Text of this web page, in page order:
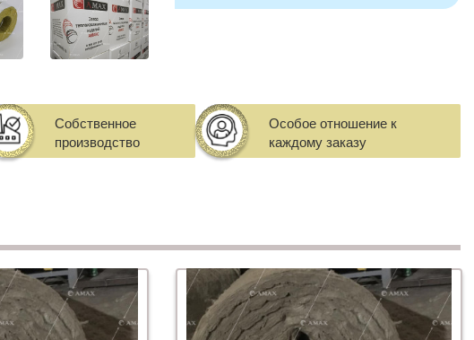
Собственное
производство
Особое отношение к
каждому заказу